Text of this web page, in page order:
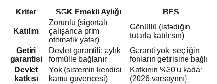
Kriter SGK Emekli Aylığı BES
Katılım
Zorunlu (sigortalı
çalışanda prim
otomatik yatar)
Gönüllü (istediğin
tutarla katılırsın)
Getiri
garantisi
Devlet garantili; aylık
formülle bağlanır
Garanti yok; seçtiğin
fonların getirisine bağlı
Devlet
katkısı
Yok (sistemin kendisi
kamu güvencesi)
Katkının %30'u kadar
(2026 varsayımı)